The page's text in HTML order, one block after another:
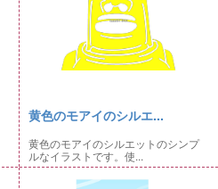
黄色のモアイのシルエ...
黄色のモアイのシルエットのシンプ
ルなイラストです。使...